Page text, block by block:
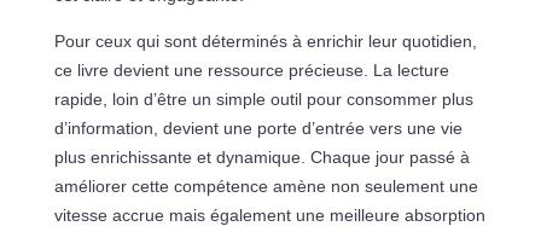
Pour ceux qui sont déterminés à enrichir leur quotidien,
ce livre devient une ressource précieuse. La lecture
rapide, loin d’être un simple outil pour consommer plus
d’information, devient une porte d’entrée vers une vie
plus enrichissante et dynamique. Chaque jour passé à
améliorer cette compétence amène non seulement une
vitesse accrue mais également une meilleure absorption